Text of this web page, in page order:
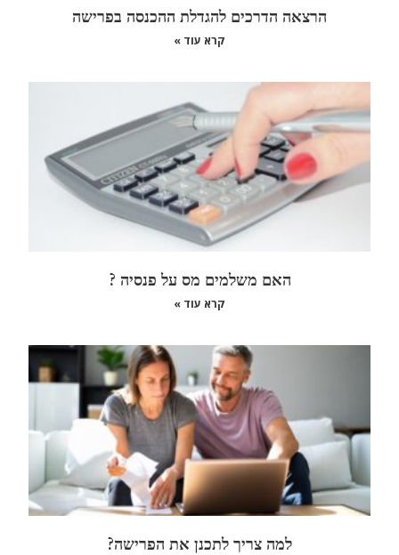
הרצאה הדרכים להגדלת ההכנסה בפרישה
קרא עוד »
האם משלמים מס על פנסיה ?
קרא עוד »
למה צריך לתכנן את הפרישה?